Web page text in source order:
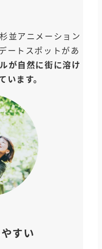
並アニメーション
ートスポットがあ
が自然に街に溶け
ます。
すい